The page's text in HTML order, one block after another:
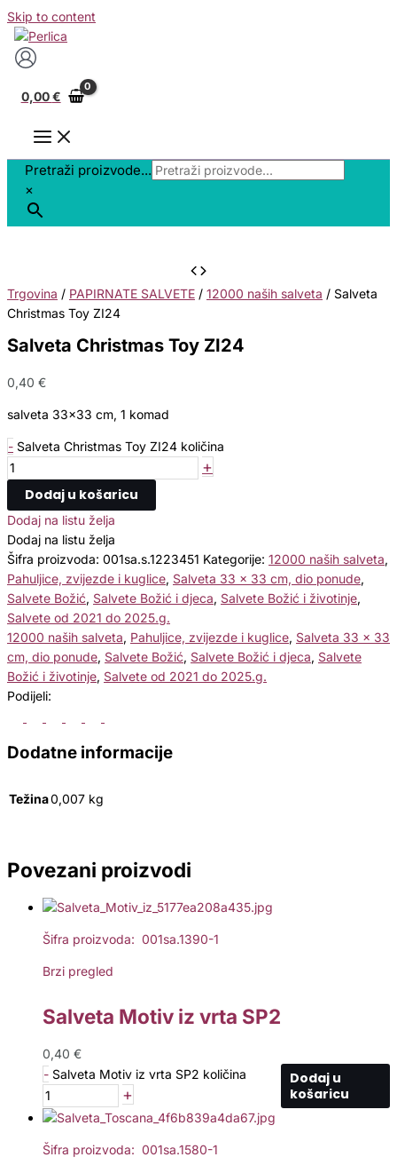
Skip to content
0,00€
Pretraži proizvode...
×
Trgovina / PAPIRNATE SALVETE / 12000 naših salveta / Salveta
Christmas Toy ZI24
Salveta Christmas Toy ZI24
0,40 €
salveta 33×33 cm, 1 komad
- Salveta Christmas Toy ZI24 količina
+
Dodaj u košaricu
Dodaj na listu želja
Dodaj na listu želja
Šifra proizvoda: 001sa.s.1223451 Kategorije: 12000 naših salveta,
Pahuljice, zvijezde i kuglice, Salveta 33 x 33 cm, dio ponude,
Salvete Božić, Salvete Božić i djeca, Salvete Božić i životinje,
Salvete od 2021 do 2025.g.
12000 naših salveta, Pahuljice, zvijezde i kuglice, Salveta 33 x 33
cm, dio ponude, Salvete Božić, Salvete Božić i djeca, Salvete
Božić i životinje, Salvete od 2021 do 2025.g.
Podijeli:
Dodatne informacije
Težina0,007 kg
Povezani proizvodi
Šifra proizvoda: 001sa.1390-1
Brzi pregled
Salveta Motiv iz vrta SP2
0,40 €
- Salveta Motiv iz vrta SP2 količina
+
Dodaj u
košaricu
Šifra proizvoda: 001sa.1580-1